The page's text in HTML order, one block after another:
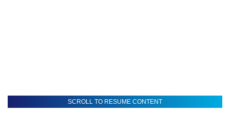
SCROLL TO RESUME CONTENT